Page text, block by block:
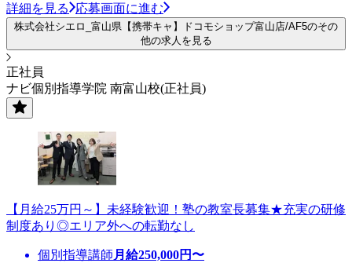
詳細を見る 応募画面に進む
株式会社シエロ_富山県【携帯キャ】ドコモショップ富山店/AF5のその
他の求人を見る
正社員
ナビ個別指導学院 南富山校(正社員)
【月給25万円～】未経験歓迎！塾の教室長募集★充実の研修
制度あり◎エリア外への転勤なし
個別指導講師 月給250,000円〜